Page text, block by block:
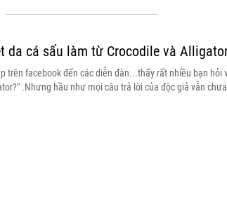
da cá sấu làm từ Crocodile và
trên facebook đến các diễn đàn...thấy rất nhiều bạn hỏi
.Nhưng hầu như mọi câu trả lời của độc giả vẫn
không phải là người trong ngành thì sẽ rất khó phân